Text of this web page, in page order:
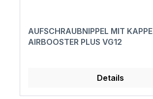
AUFSCHRAUBNIPPEL MIT KAPPE
AIRBOOSTER PLUS VG12
Details